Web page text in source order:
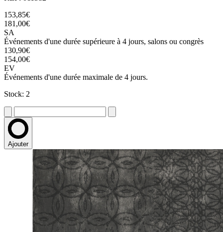
153,85€
181,00€
SA
Événements d'une durée supérieure à 4 jours, salons ou congrès
130,90€
154,00€
EV
Événements d'une durée maximale de 4 jours.
Stock: 2
Ajouter